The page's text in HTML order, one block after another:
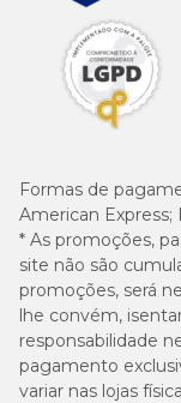
Formas de
American Express;
* As promoções,
site não são
promoções, será
lhe convém,
responsabilidade
pagamento
variar nas lojas